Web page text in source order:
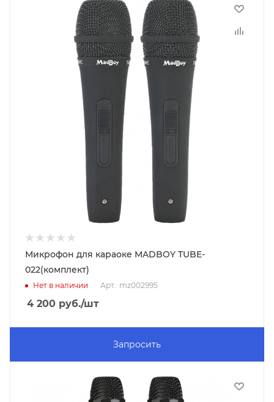
Микрофон для караоке MADBOY TUBE-
022(комплект)
Нет в наличии Арт.: mz002995
4 200 руб./шт
Запросить